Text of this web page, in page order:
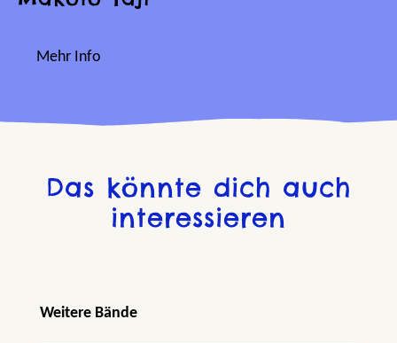
Mehr Info
Das könnte dich auch
interessieren
Produktgalerie überspringen
Weitere Bände